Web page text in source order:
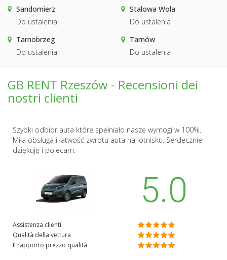
Sandomierz
Do ustalenia
Stalowa Wola
Do ustalenia
Tarnobrzeg
Do ustalenia
Tarnów
Do ustalenia
GB RENT Rzeszów - Recensioni dei
nostri clienti
Szybki odbior auta które spełniało nasze wymogi w 100%.
Miła obsługa i łatwość zwrotu auta na lotnisku. Serdecznie
dziękuję i polecam.
5.0
Assistenza clienti
Qualità della vettura
Il rapporto prezzo qualità